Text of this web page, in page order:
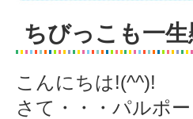
ちびっこも一
こんにちは!(^^)!
さて・・・パルポ